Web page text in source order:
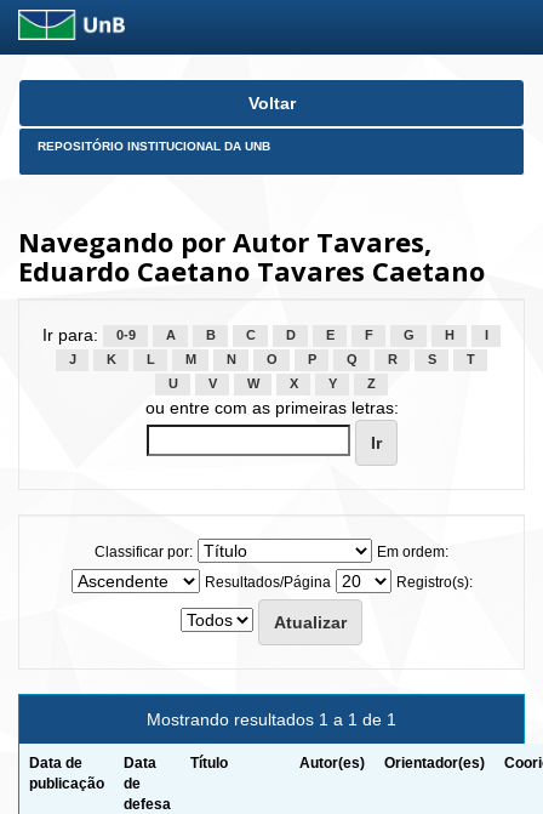
Skip
Voltar
REPOSITÓRIO INSTITUCIONAL DA UNB
Navegando por Autor Tavares,
Eduardo Caetano Tavares Caetano
Ir para: 0-9 A B C D E F G H
J
K L M N O P Q R S
T
U
V W X Y Z
ou entre com as primeiras letras:
Classificar por:
Em ordem:
Resultados/Página
Registro(s):
Mostrando resultados 1 a 1 de 1
Data de
publicação
Data
de
defesa
Título Autor(es) Orientador(es)